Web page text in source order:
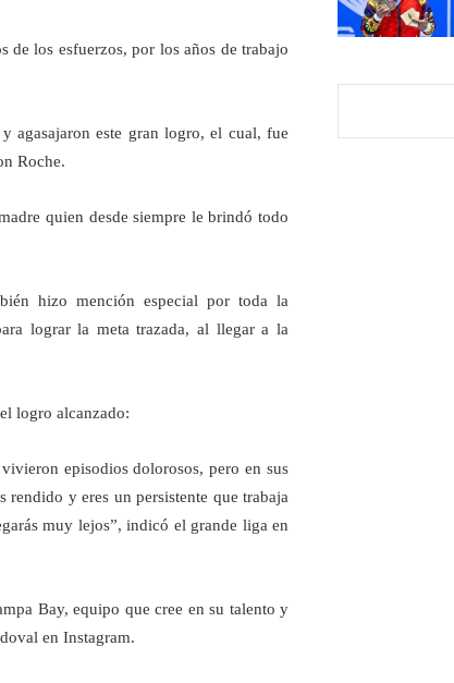
de los esfuerzos, por los años de trabajo
agasajaron este gran logro, el cual, fue
Roche.
quien desde siempre le brindó todo
hizo mención especial por toda la
lograr la meta trazada, al llegar a la
logro alcanzado:
episodios dolorosos, pero en sus
y eres un persistente que trabaja
muy lejos”, indicó el grande liga en
Bay, equipo que cree en su talento y
en Instagram.